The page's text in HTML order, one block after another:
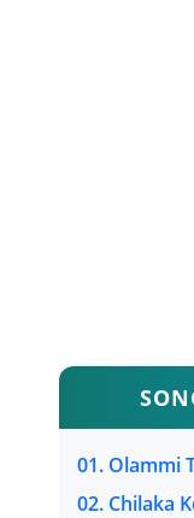
01. Olammi
02. Chilaka